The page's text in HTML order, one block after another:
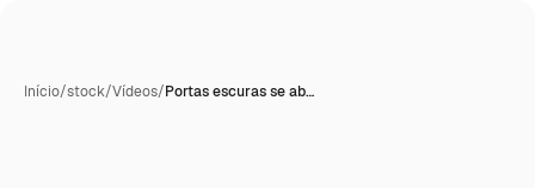
Início/stock/Vídeos/Portas escuras se ab…